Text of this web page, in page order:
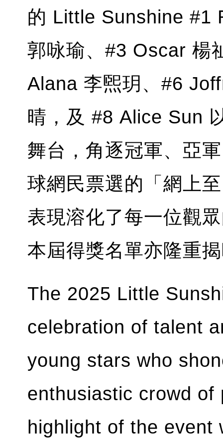
的 Little Sunshine #1
郭咏瑜、#3 Oscar 楊
Alana 李煕玥、#6
晴，及 #8 Alice Sun
舞台，角逐冠軍、亞
球網民票選的「網上
表現溶化了每一位觀
本屆得獎名單亦隆重
The 2025 Little
celebration of talent
young stars who
enthusiastic crowd
highlight of the event